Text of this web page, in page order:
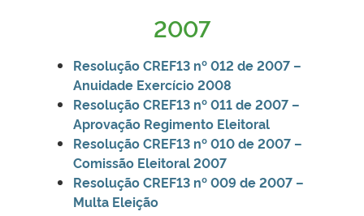
2007
ResoluçãoCREF13 nº 012 de 2007 –
Anuidade Exercício 2008
Resolução CREF13 nº 011 de 2007 –
Aprovação Regimento Eleitoral
Resolução CREF13 nº 010 de 2007 –
Comissão Eleitoral 2007
Resolução CREF13 nº 009 de 2007 –
Multa Eleição